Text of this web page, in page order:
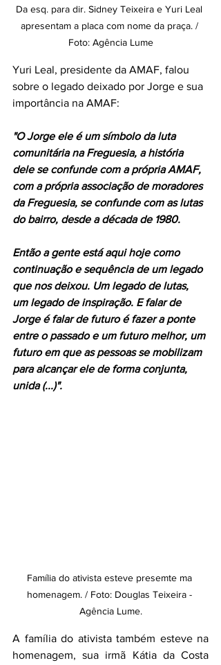
Da esq. para dir. Sidney Teixeira e Yuri Leal
apresentam a placa com nome da praça. /
Foto: Agência Lume
Yuri Leal, presidente da AMAF, falou
sobre o legado deixado por Jorge e sua
importância na AMAF:
"O Jorge ele é um símbolo da luta
comunitária na Freguesia, a história
dele se confunde com a própria AMAF,
com a própria associação de moradores
da Freguesia, se confunde com as lutas
do bairro, desde a década de 1980.
Então a gente está aqui hoje como
continuação e sequência de um legado
que nos deixou. Um legado de lutas,
um legado de inspiração. E falar de
Jorge é falar de futuro é fazer a ponte
entre o passado e um futuro melhor, um
futuro em que as pessoas se mobilizam
para alcançar ele de forma conjunta,
unida (...)".
Família do ativista esteve presemte ma
homenagem. / Foto: Douglas Teixeira -
Agência Lume.
A família do ativista também esteve na
homenagem, sua irmã Kátia da Costa